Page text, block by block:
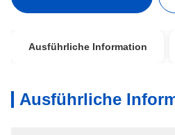
Ausführliche Information
Ausführliche